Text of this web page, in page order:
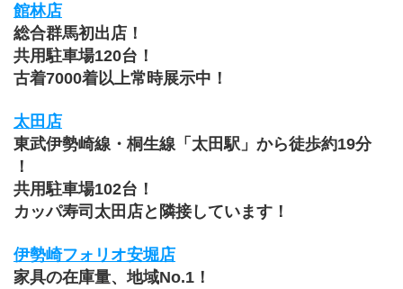
館林店
総合群馬初出店！
共用駐車場120台！
古着7000着以上常時展示中！
太田店
東武伊勢崎線・桐生線「太田駅」から徒歩約19分
！
共用駐車場102台！
カッパ寿司太田店と隣接しています！
伊勢崎フォリオ安堀店
家具の在庫量、地域No.1！